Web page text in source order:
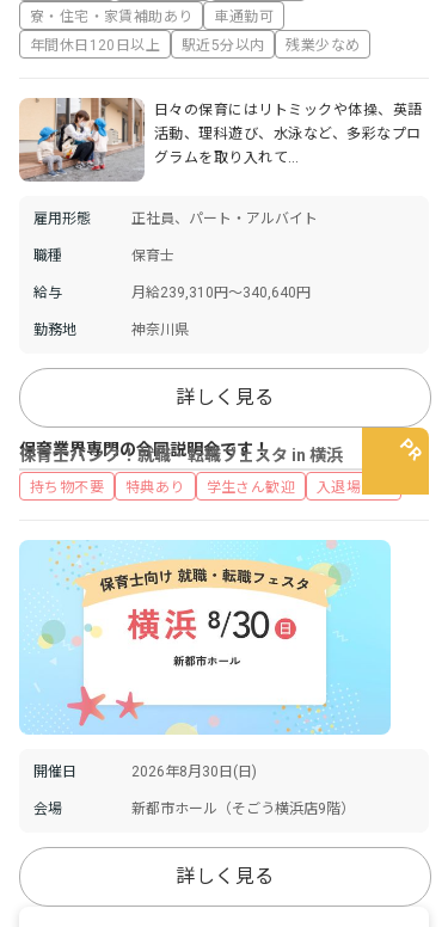
寮・住宅・家賃補助あり
車通勤可
年間休日120日以上
駅近5分以内 残業少なめ
日々の保育にはリトミックや体操、英語
活動、理科遊び、水泳など、多彩なプロ
グラムを取り入れて…
雇用形態 正社員、パート・アルバイト
職種 保育士
給与 月給239,310円～340,640円
勤務地 神奈川県
詳しく見る
保育士バンク！就職・転職フェスタ in 横浜
保育業界専門の合同説明会です！
持ち物不要 特典あり 学生さん歓迎 入退場自由
開催日 2026年8月30日(日)
会場 新都市ホール（そごう横浜店9階）
詳しく見る